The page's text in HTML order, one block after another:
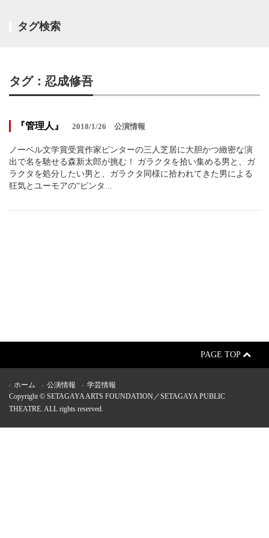
タグ検索
タグ：忍成修吾
『管理人』 2018/1/26 公演情報
ノーベル文学賞受賞作家ピンターの三人芝居に大胆かつ緻密な演
出で名を馳せる森新太郎が挑む！ ガラクタを拾い集める男と、ガ
ラクタを処分したい男と、ガラクタ同様に拾われてきた男による
狂気とユーモアの“ピンタ...
PAGE TOP
ホーム 公演情報
学芸情報
Copyright © SETAGAYA ARTS FOUNDATION／SETAGAYA PUBLIC
THEATRE. ALL rights reserved.